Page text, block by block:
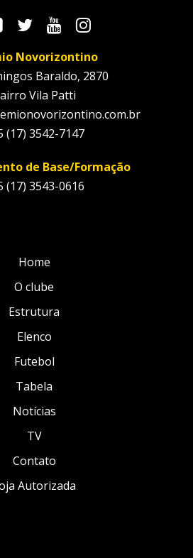
Novorizontino
Baraldo, 2870
Vila Patti
(17) 3542-7147
de Base/Formação
(17) 3543-0616
Home
O clube
Estrutura
Elenco
Futebol
Tabela
Notícias
TV
Contato
Autorizada